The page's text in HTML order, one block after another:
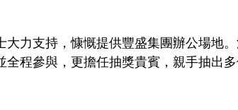
力支持，慷慨提供豐盛集團辦公場地
程參與，更擔任抽獎貴賓，親手抽出多